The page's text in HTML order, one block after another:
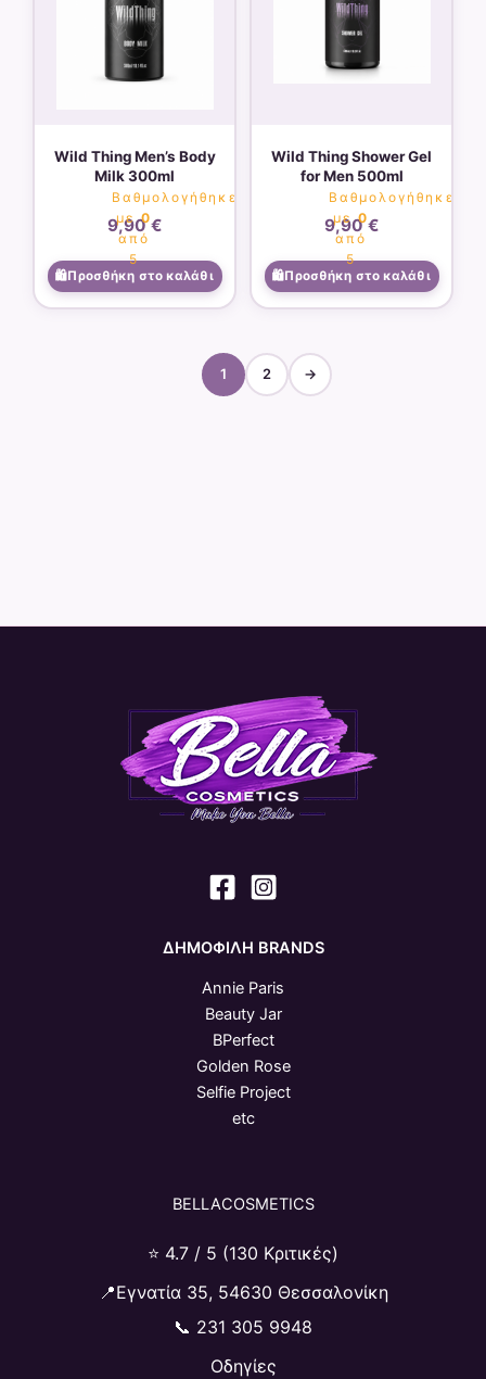
Wild Thing Men’s Body
Milk 300ml
Βαθμολογήθηκε
με0
από
5
9,90€
Προσθήκη στο καλάθι
Wild Thing Shower Gel
for Men 500ml
Βαθμολογήθηκε
με0
από
5
9,90€
Προσθήκη στο καλάθι
1 2 →
ΔΗΜΟΦΙΛΗ BRANDS
Annie Paris
Beauty Jar
BPerfect
Golden Rose
Selfie Project
etc
BELLACOSMETICS
⭐ 4.7 / 5 (130 Κριτικές)
📍Εγνατία 35, 54630 Θεσσαλονίκη
📞 231 305 9948
Οδηγίες